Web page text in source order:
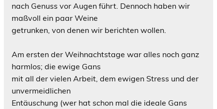
nach Genuss vor Augen führt. Dennoch haben wir
maßvoll ein paar Weine
getrunken, von denen wir berichten wollen.
Am ersten der Weihnachtstage war alles noch ganz
harmlos; die ewige Gans
mit all der vielen Arbeit, dem ewigen Stress und der
unvermeidlichen
Entäuschung (wer hat schon mal die ideale Gans